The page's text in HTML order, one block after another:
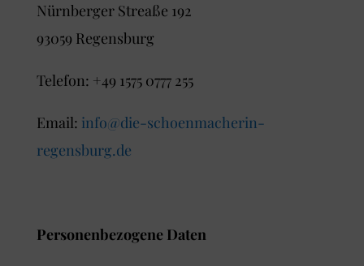
Nürnberger Streaße 192
93059 Regensburg
Telefon: +49 1575 0777 255
Email: info@die-schoenmacherin-
regensburg.de
Personenbezogene Daten